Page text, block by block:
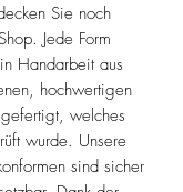
Sie noch
Jede Form
Handarbeit aus
hochwertigen
welches
wurde. Unsere
sind sicher